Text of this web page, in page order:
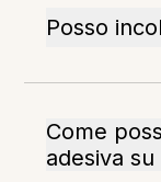
Posso
Come
adesiva su